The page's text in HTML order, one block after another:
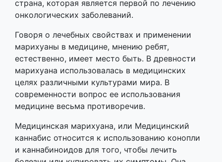
марихуана использовалась в медицинских
целях различными культурами мира. В
современности вопрос ее использования
медицине весьма противоречив.
Медицинская марихуана, или Медицинский
каннабис относится к использованию конопли
и каннабиноидов для того, чтобы лечить
болезни или купировать их симптомы. Она
используется от тошноты при химиотерапии,
для улучшения аппетита у больных СПИДо​м,​ а
также против хронических болей и мышечных
спазмов, обладает противоопухолевым
действием. Однако,​ существует ряд побочных